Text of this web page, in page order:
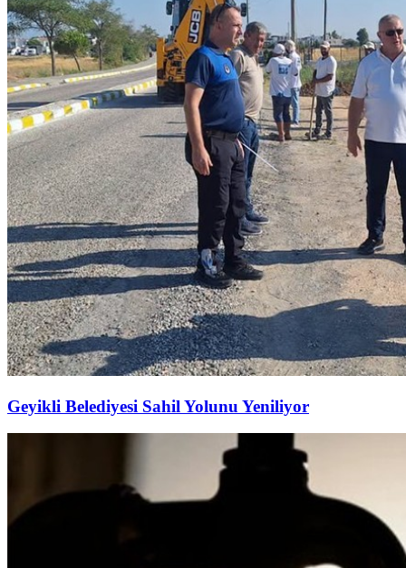
Geyikli Belediyesi Sahil Yolunu Yeniliyor